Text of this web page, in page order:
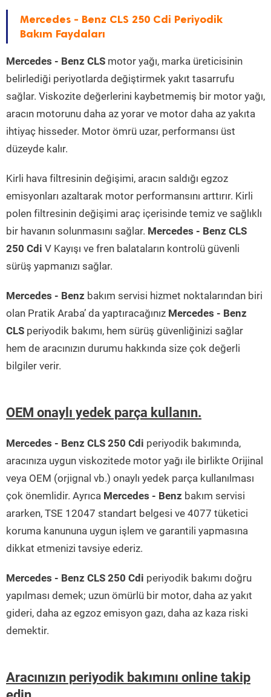
Mercedes - Benz CLS 250 Cdi Periyodik
Bakım Faydaları
Mercedes - Benz CLS motor yağı, marka üreticisinin
belirlediği periyotlarda değiştirmek yakıt tasarrufu
sağlar. Viskozite değerlerini kaybetmemiş bir motor yağı,
aracın motorunu daha az yorar ve motor daha az yakıta
ihtiyaç hisseder. Motor ömrü uzar, performansı üst
düzeyde kalır.
Kirli hava filtresinin değişimi, aracın saldığı egzoz
emisyonları azaltarak motor performansını arttırır. Kirli
polen filtresinin değişimi araç içerisinde temiz ve sağlıklı
bir havanın solunmasını sağlar. Mercedes - Benz CLS
250 Cdi V Kayışı ve fren balataların kontrolü güvenli
sürüş yapmanızı sağlar.
Mercedes - Benz bakım servisi hizmet noktalarından biri
olan Pratik Araba’ da yaptıracağınız Mercedes - Benz
CLS periyodik bakımı, hem sürüş güvenliğinizi sağlar
hem de aracınızın durumu hakkında size çok değerli
bilgiler verir.
OEM onaylı yedek parça kullanın.
Mercedes - Benz CLS 250 Cdi periyodik bakımında,
aracınıza uygun viskozitede motor yağı ile birlikte Orijinal
veya OEM (orjignal vb.) onaylı yedek parça kullanılması
çok önemlidir. Ayrıca Mercedes - Benz bakım servisi
ararken, TSE 12047 standart belgesi ve 4077 tüketici
koruma kanununa uygun işlem ve garantili yapmasına
dikkat etmenizi tavsiye ederiz.
Mercedes - Benz CLS 250 Cdi periyodik bakımı doğru
yapılması demek; uzun ömürlü bir motor, daha az yakıt
gideri, daha az egzoz emisyon gazı, daha az kaza riski
demektir.
Aracınızın periyodik bakımını online takip